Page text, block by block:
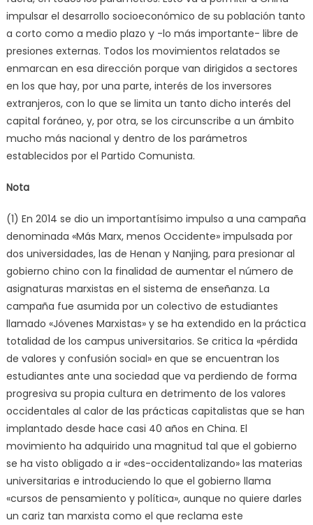
impulsar el desarrollo socioeconómico de su población tanto
a corto como a medio plazo y -lo más importante- libre de
presiones externas. Todos los movimientos relatados se
enmarcan en esa dirección porque van dirigidos a sectores
en los que hay, por una parte, interés de los inversores
extranjeros, con lo que se limita un tanto dicho interés del
capital foráneo, y, por otra, se los circunscribe a un ámbito
mucho más nacional y dentro de los parámetros
establecidos por el Partido Comunista.
Nota
(1) En 2014 se dio un importantísimo impulso a una campaña
denominada «Más Marx, menos Occidente» impulsada por
dos universidades, las de Henan y Nanjing, para presionar al
gobierno chino con la finalidad de aumentar el número de
asignaturas marxistas en el sistema de enseñanza. La
campaña fue asumida por un colectivo de estudiantes
llamado «Jóvenes Marxistas» y se ha extendido en la práctica
totalidad de los campus universitarios. Se critica la «pérdida
de valores y confusión social» en que se encuentran los
estudiantes ante una sociedad que va perdiendo de forma
progresiva su propia cultura en detrimento de los valores
occidentales al calor de las prácticas capitalistas que se han
implantado desde hace casi 40 años en China. El
movimiento ha adquirido una magnitud tal que el gobierno
se ha visto obligado a ir «des-occidentalizando» las materias
universitarias e introduciendo lo que el gobierno llama
«cursos de pensamiento y política», aunque no quiere darles
un cariz tan marxista como el que reclama este